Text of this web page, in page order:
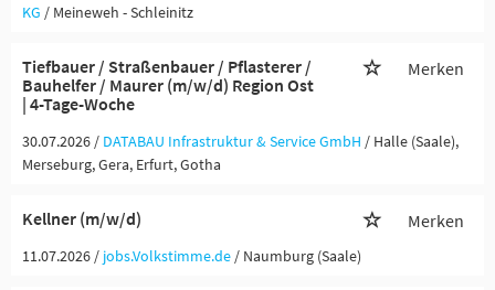
KG / Meineweh - Schleinitz
Tiefbauer / Straßenbauer / Pflasterer /
Bauhelfer / Maurer (m/w/d) Region Ost
| 4-Tage-Woche
Merken
30.07.2026 / DATABAU Infrastruktur & Service GmbH / Halle (Saale),
Merseburg, Gera, Erfurt, Gotha
Kellner (m/w/d) Merken
11.07.2026 / jobs.Volkstimme.de / Naumburg (Saale)